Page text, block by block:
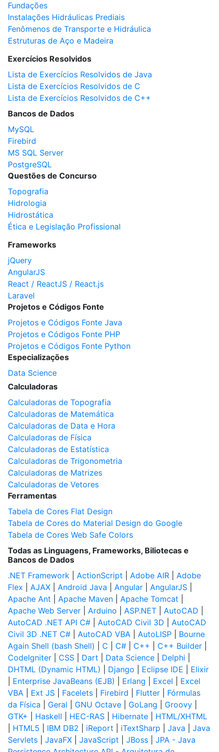
Fundações
Instalações Hidráulicas Prediais
Fenômenos de Transporte e Hidráulica
Estruturas de Aço e Madeira
Exercícios Resolvidos
Lista de Exercícios Resolvidos de Java
Lista de Exercícios Resolvidos de C
Lista de Exercícios Resolvidos de C++
Bancos de Dados
MySQL
Firebird
MS SQL Server
PostgreSQL
Questões de Concurso
Topografia
Hidrologia
Hidrostática
Ética e Legislação Profissional
Frameworks
jQuery
AngularJS
React / ReactJS / React.js
Laravel
Projetos e Códigos Fonte
Projetos e Códigos Fonte Java
Projetos e Códigos Fonte PHP
Projetos e Códigos Fonte Python
Especializações
Data Science
Calculadoras
Calculadoras de Topografia
Calculadoras de Matemática
Calculadoras de Data e Hora
Calculadoras de Física
Calculadoras de Estatística
Calculadoras de Trigonometria
Calculadoras de Matrizes
Calculadoras de Vetores
Ferramentas
Tabela de Cores Flat Design
Tabela de Cores do Material Design do Google
Tabela de Cores Web Safe Colors
Todas as Linguagens, Frameworks, Biliotecas e
Bancos de Dados
.NET Framework
ActionScript Adobe AIR
Adobe
Flex
AJAX Android Java Angular AngularJS
Apache Ant
Apache Maven Apache Tomcat
Apache Web Server
Arduino ASP.NET AutoCAD
AutoCAD .NET API C#
AutoCAD Civil 3D
AutoCAD
Civil 3D .NET C#
AutoCAD VBA AutoLISP
Bourne
Again Shell (bash Shell)
C C# C++ C++ Builder
CodeIgniter
CSS Dart Data Science Delphi
DHTML (Dynamic HTML)
Django Eclipse IDE
Elixir
Enterprise JavaBeans (EJB) Erlang Excel
Excel
VBA
Ext JS Facelets Firebird Flutter
Fórmulas
da Física
Geral GNU Octave GoLang Groovy
GTK+
Haskell HEC-RAS Hibernate
HTML/XHTML
HTML5 IBM DB2 iReport iTextSharp Java
Java
Servlets
JavaFX JavaScript JBoss
JPA - Java